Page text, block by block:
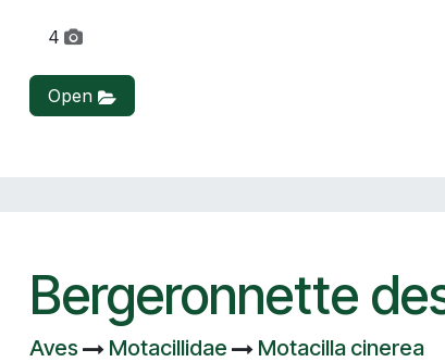
4
Open
Bergeronnette
Aves Motacillidae Motacilla cinerea